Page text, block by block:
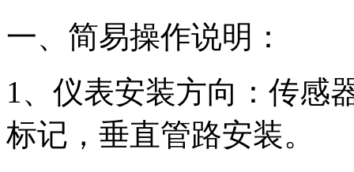
一、简易操作说明：
1、仪表安装方向：传感
标记，垂直管路安装。